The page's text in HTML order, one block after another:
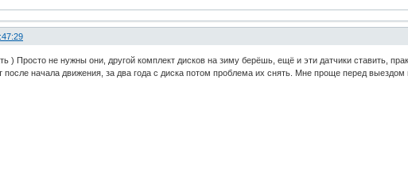
) Просто не нужны они, другой комплект дисков на зиму берёшь, ещё и эти датчики ставить,
после начала движения, за два года с диска потом проблема их снять. Мне проще перед